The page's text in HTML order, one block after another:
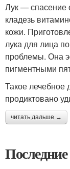
Лук — спасение
кладезь
кожи.
лука для лица
проблемы. Она
пигментными
Такое
продиктовано
читать дальше →